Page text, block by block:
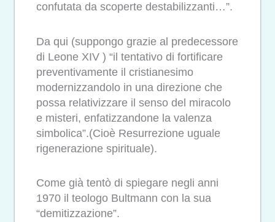
confutata da scoperte destabilizzanti…”.
Da qui (suppongo grazie al predecessore
di Leone XIV ) “il tentativo di fortificare
preventivamente il cristianesimo
modernizzandolo in una direzione che
possa relativizzare il senso del miracolo
e misteri, enfatizzandone la valenza
simbolica”.(Cioè Resurrezione uguale
rigenerazione spirituale).
Come già tentò di spiegare negli anni
1970 il teologo Bultmann con la sua
“demitizzazione”.